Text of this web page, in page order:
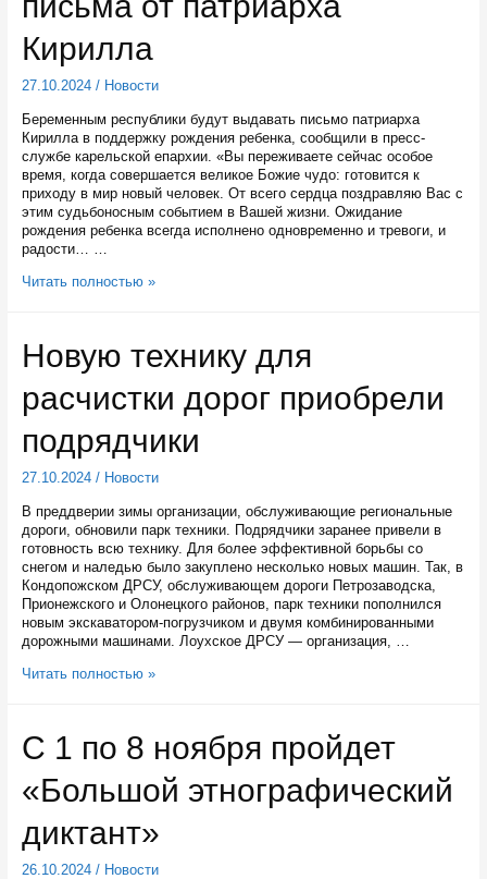
российской
агропромышленной
выставке
Кирилла
27.10.2024/ Новости
Беременным республики будут выдавать письмо патриарха
Кирилла в поддержку рождения ребенка, сообщили в пресс-
службе карельской епархии. «Вы переживаете сейчас особое
время, когда совершается великое Божие чудо: готовится к
приходу в мир новый человек. От всего сердца поздравляю Вас с
этим судьбоносным событием в Вашей жизни. Ожидание
рождения ребенка всегда исполнено одновременно и тревоги, и
радости… …
Будущие
от
патриарха
Кирилла
Читать полностью »
Новую технику для
расчистки дорог приобрели
подрядчики
27.10.2024/ Новости
В преддверии зимы организации, обслуживающие региональные
дороги, обновили парк техники. Подрядчики заранее привели в
готовность всю технику. Для более эффективной борьбы со
снегом и наледью было закуплено несколько новых машин. Так, в
Кондопожском ДРСУ, обслуживающем дороги Петрозаводска,
Прионежского и Олонецкого районов, парк техники пополнился
новым экскаватором-погрузчиком и двумя комбинированными
дорожными машинами. Лоухское ДРСУ — организация, …
Новую
дорог
приобрели
подрядчики
Читать полностью »
С 1 по 8 ноября пройдет
«Большой этнографический
диктант»
26.10.2024/ Новости